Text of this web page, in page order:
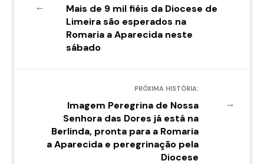
←
Mais de 9 mil fiéis da Diocese de
Limeira são esperados na
Romaria a Aparecida neste
sábado
→
PRÓXIMA HISTÓRIA:
Imagem Peregrina de Nossa
Senhora das Dores já está na
Berlinda, pronta para a Romaria
a Aparecida e peregrinação pela
Diocese